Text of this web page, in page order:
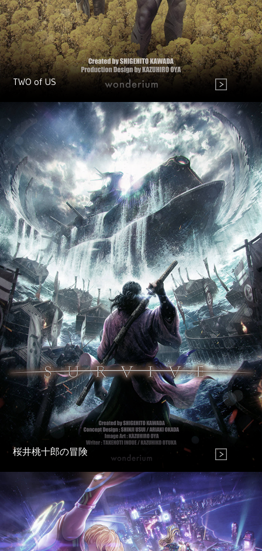
TWO of US
桜井桃十郎の冒険